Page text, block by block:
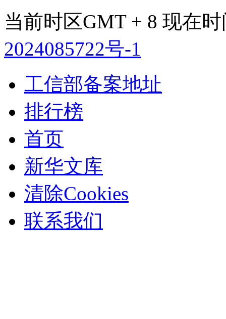
当前时区GMT + 8 现在
2024085722号-1
工信部备案地址
排行榜
首页
新华文库
清除Cookies
联系我们